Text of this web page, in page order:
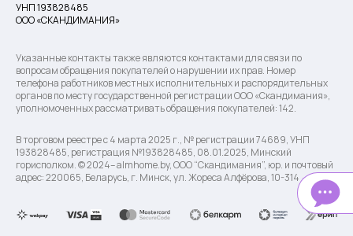
УНП 193828485
ООО «СКАНДИМАНИЯ»
Указанные контакты также являются контактами для связи по
вопросам обращения покупателей о нарушении их прав. Номер
телефона работников местных исполнительных и распорядительных
органов по месту государственной регистрации ООО «Скандимания»,
уполномоченных рассматривать обращения покупателей: 142.
В торговом реестре с 4 марта 2025 г., № регистрации 74689, УНП
193828485, регистрация №193828485, 08.01.2025, Минский
горисполком. © 2024– almhome.by, ООО “Скандимания”, юр. и почтовый
адрес: 220065, Беларусь, г. Минск, ул. Жореса Алфёрова, 10-314